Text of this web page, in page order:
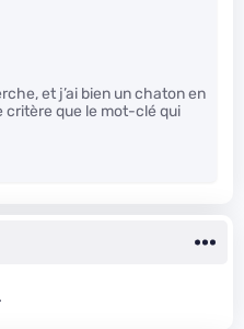
et j’ai bien un chaton en
critère que le mot-clé qui